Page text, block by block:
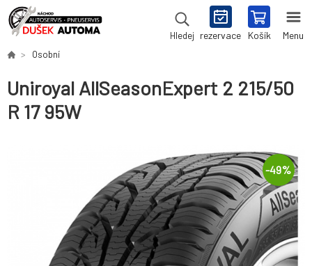
Hledej rezervace Košík Menu
Osobní
Uniroyal AllSeasonExpert 2 215/50
R 17 95W
-49%